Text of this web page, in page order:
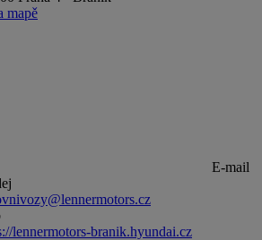
mapě
E-mail
lennermotors-branik.hyundai.cz